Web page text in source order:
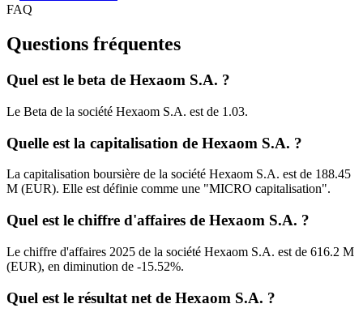
FAQ
Questions fréquentes
Quel est le beta de Hexaom S.A. ?
Le Beta de la société Hexaom S.A. est de 1.03.
Quelle est la capitalisation de Hexaom S.A. ?
La capitalisation boursière de la société Hexaom S.A. est de 188.45
M (EUR). Elle est définie comme une "MICRO capitalisation".
Quel est le chiffre d'affaires de Hexaom S.A. ?
Le chiffre d'affaires 2025 de la société Hexaom S.A. est de 616.2 M
(EUR), en diminution de -15.52%.
Quel est le résultat net de Hexaom S.A. ?